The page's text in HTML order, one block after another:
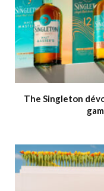
The Singleton